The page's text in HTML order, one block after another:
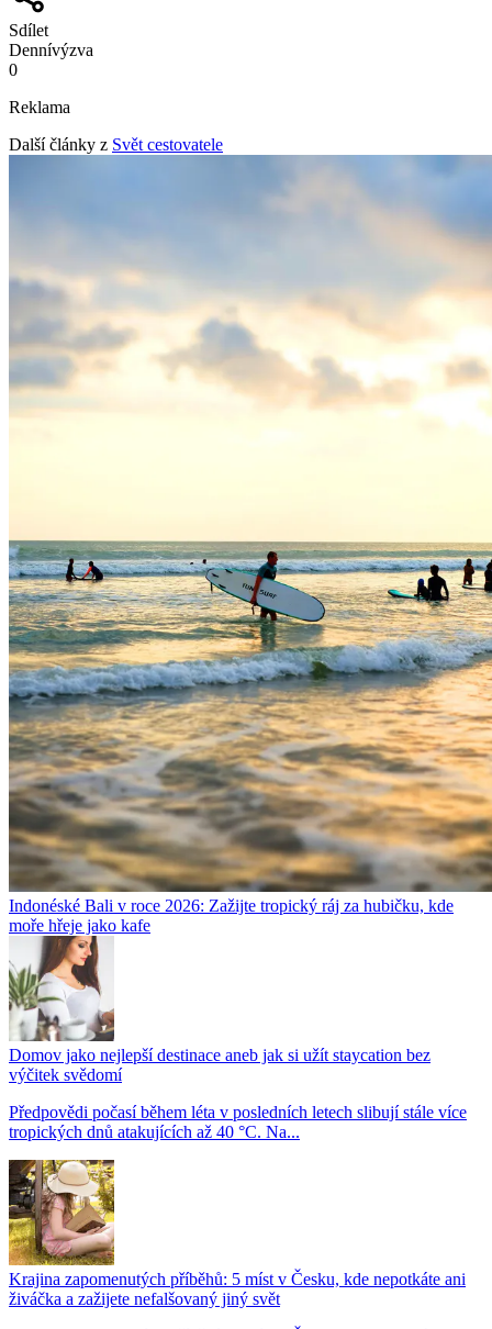
Sdílet
Dennívýzva
0
Reklama
Další články z Svět cestovatele
Indonéské Bali v roce 2026: Zažijte tropický ráj za hubičku, kde
moře hřeje jako kafe
Domov jako nejlepší destinace aneb jak si užít staycation bez
výčitek svědomí
Předpovědi počasí během léta v posledních letech slibují stále více
tropických dnů atakujících až 40 °C. Na...
Krajina zapomenutých příběhů: 5 míst v Česku, kde nepotkáte ani
živáčka a zažijete nefalšovaný jiný svět